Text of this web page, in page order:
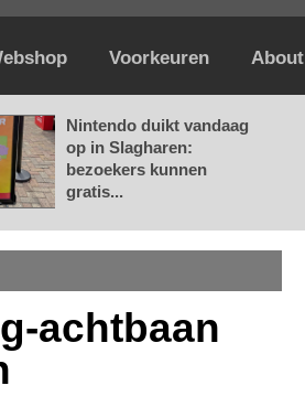
Voorkeuren About
Nintendo duikt vandaag
op in Slagharen:
bezoekers kunnen
gratis...
achtbaan